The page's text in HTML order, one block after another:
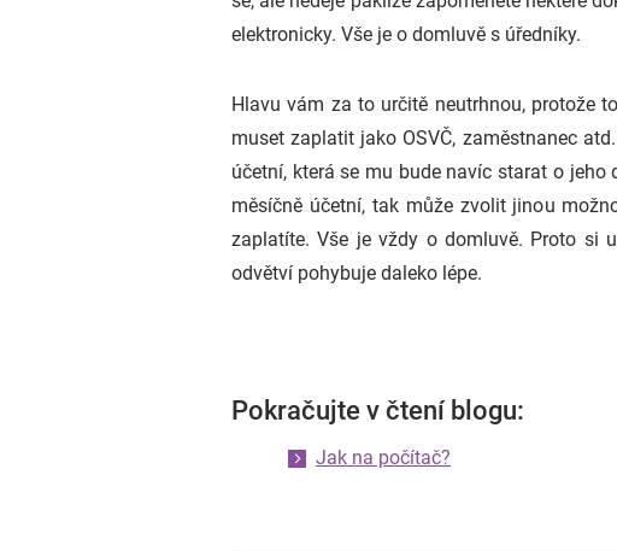
elektronicky. Vše je o domluvě s úředníky.
Hlavu vám za to určitě neutrhnou, protože
muset zaplatit jako OSVČ, zaměstnanec
účetní, která se mu bude navíc starat o
měsíčně účetní, tak může zvolit jinou
zaplatíte. Vše je vždy o domluvě. Proto si
odvětví pohybuje daleko lépe.
Pokračujte v čtení blogu:
Jak na počítač?